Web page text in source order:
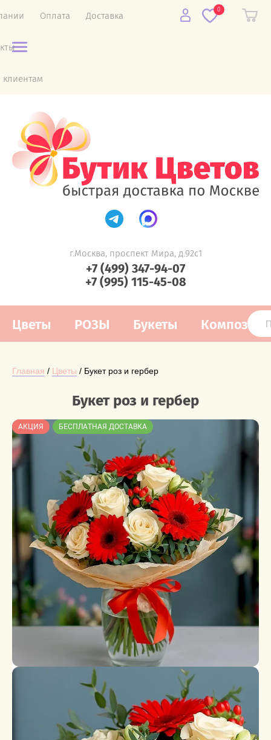
Оплата Доставка
0
г.Москва, проспект Мира, д.92с1
+7 (499) 347-94-07
+7 (995) 115-45-08
Цветы РОЗЫ Букеты
Главная / Цветы / Букет роз и гербер
Букет роз и гербер
АКЦИЯ БЕСПЛАТНАЯ ДОСТАВКА